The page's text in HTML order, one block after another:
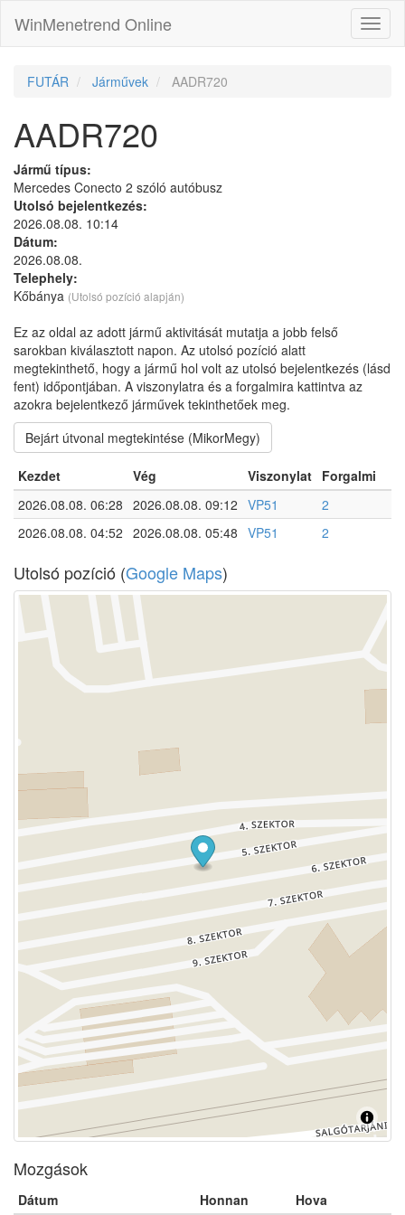
WinMenetrend Online
FUTÁR Járművek AADR720
AADR720
Jármű típus:
Mercedes Conecto 2 szóló autóbusz
Utolsó bejelentkezés:
2026.08.08. 10:14
Dátum:
2026.08.08.
Telephely:
Kőbánya (Utolsó pozíció alapján)
Ez az oldal az adott jármű aktivitását mutatja a jobb felső
sarokban kiválasztott napon. Az utolsó pozíció alatt
megtekinthető, hogy a jármű hol volt az utolsó bejelentkezés (lásd
fent) időpontjában. A viszonylatra és a forgalmira kattintva az
azokra bejelentkező járművek tekinthetőek meg.
Bejárt útvonal megtekintése (MikorMegy)
Kezdet Vég Viszonylat Forgalmi
2026.08.08. 06:28 2026.08.08. 09:12 VP51
2
2026.08.08. 04:52 2026.08.08. 05:48 VP51 2
Utolsó pozíció (Google Maps)
Mozgások
Dátum Honnan Hova